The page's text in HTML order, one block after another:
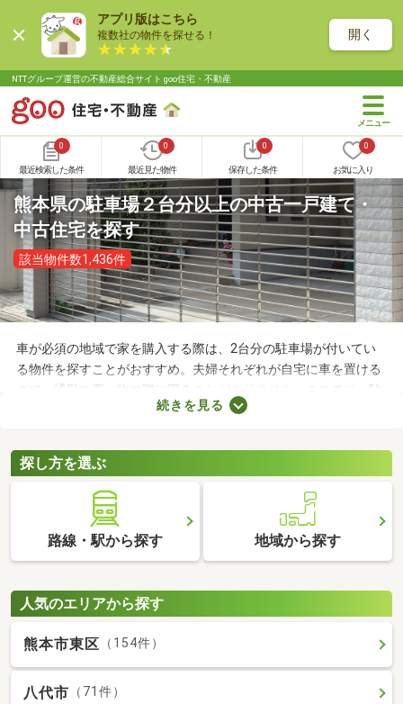
アプリ版はこちら
複数社の物件を探せる！ 開く
NTTグループ運営の不動産総合サイト goo住宅・不動産
0
最近検索した条件
0
最近見た物件
0
保存した条件
0
お気に入り
熊本県の駐車場２台分以上の中古一戸建て・
中古住宅を探す
該当物件数1,436件
車が必須の地域で家を購入する際は、2台分の駐車場が付いてい
る物件を探すことがおすすめ。夫婦それぞれが自宅に車を置ける
ので、通勤や買い物の際に困ることがありません。ここでは、駐
車場2台分以上を備えている中古の一戸建てを紹介します。物件
トをチェックしましょう。
続きを見る
探し方を選ぶ
路線・駅から探す 地域から探す
人気のエリアから探す
熊本市東区 （154件）
八代市 （71件）